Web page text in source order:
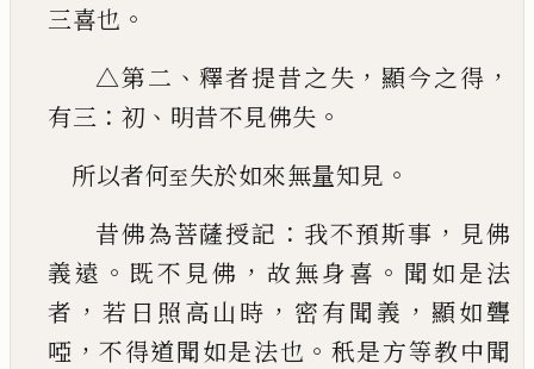
三喜也 。
△第二 、釋者提昔之失 ， 顯今之得 ，
有三 ： 初 、 明昔不見佛失 。
所以者何至失於如來無量知見 。
昔佛為菩薩授記 ： 我不預斯事 ， 見佛
義遠 。 既不見佛 ， 故無身喜 。 聞如是法
者 ， 若日照高山時 ， 密有聞義 ， 顯如聾
啞 ，不得道聞如是法也 。 秖是方等教中聞